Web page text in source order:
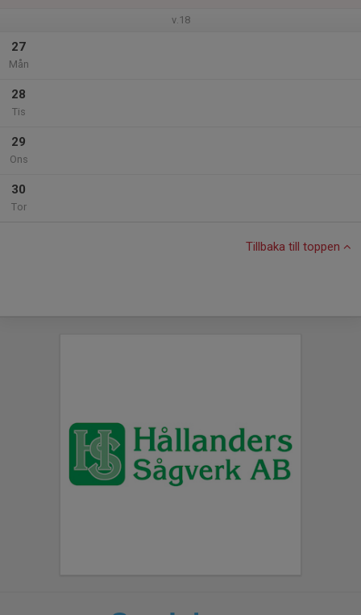
v.18
27
Mån
28
Tis
29
Ons
30
Tor
Tillbaka till toppen